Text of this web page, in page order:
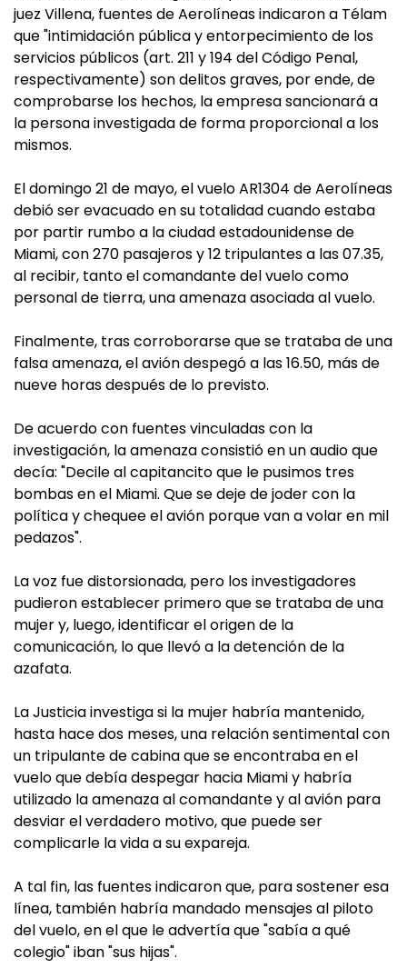
juez Villena, fuentes de Aerolíneas indicaron a Télam
que "intimidación pública y entorpecimiento de los
servicios públicos (art. 211 y 194 del Código Penal,
respectivamente) son delitos graves, por ende, de
comprobarse los hechos, la empresa sancionará a
la persona investigada de forma proporcional a los
mismos.
El domingo 21 de mayo, el vuelo AR1304 de Aerolíneas
debió ser evacuado en su totalidad cuando estaba
por partir rumbo a la ciudad estadounidense de
Miami, con 270 pasajeros y 12 tripulantes a las 07.35,
al recibir, tanto el comandante del vuelo como
personal de tierra, una amenaza asociada al vuelo.
Finalmente, tras corroborarse que se trataba de una
falsa amenaza, el avión despegó a las 16.50, más de
nueve horas después de lo previsto.
De acuerdo con fuentes vinculadas con la
investigación, la amenaza consistió en un audio que
decía: "Decile al capitancito que le pusimos tres
bombas en el Miami. Que se deje de joder con la
política y chequee el avión porque van a volar en mil
pedazos".
La voz fue distorsionada, pero los investigadores
pudieron establecer primero que se trataba de una
mujer y, luego, identificar el origen de la
comunicación, lo que llevó a la detención de la
azafata.
La Justicia investiga si la mujer habría mantenido,
hasta hace dos meses, una relación sentimental con
un tripulante de cabina que se encontraba en el
vuelo que debía despegar hacia Miami y habría
utilizado la amenaza al comandante y al avión para
desviar el verdadero motivo, que puede ser
complicarle la vida a su expareja.
A tal fin, las fuentes indicaron que, para sostener esa
línea, también habría mandado mensajes al piloto
del vuelo, en el que le advertía que "sabía a qué
colegio" iban "sus hijas".